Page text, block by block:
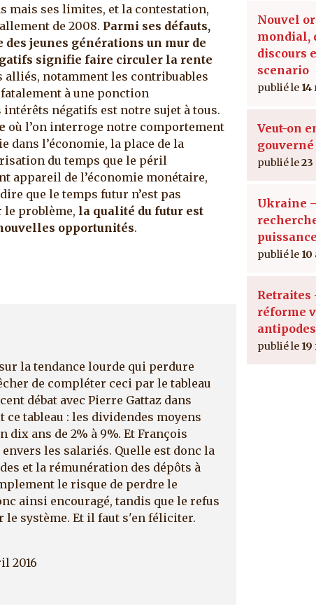
mais ses limites, et la contestation,
de 2008. Parmi ses défauts,
jeunes générations un mur de
signifie faire circuler la rente
alliés, notamment les contribuables
à une ponction
intérêts négatifs est notre sujet à tous.
où l’on interroge notre comportement
dans l’économie, la place de la
du temps que le péril
appareil de l’économie monétaire,
que le temps futur n’est pas
le problème, la qualité du futur est
opportunités.
la tendance lourde qui perdure
de compléter ceci par le tableau
débat avec Pierre Gattaz dans
ce tableau : les dividendes moyens
ans de 2% à 9%. Et François
les salariés. Quelle est donc la
et la rémunération des dépôts à
le risque de perdre le
ainsi encouragé, tandis que le refus
système. Et il faut s'en féliciter.
2016
Nouvel
mondial,
discours
scenario
14
Veut-on
gouverné
23
Ukraine
Retraites
réforme
antipodes
19